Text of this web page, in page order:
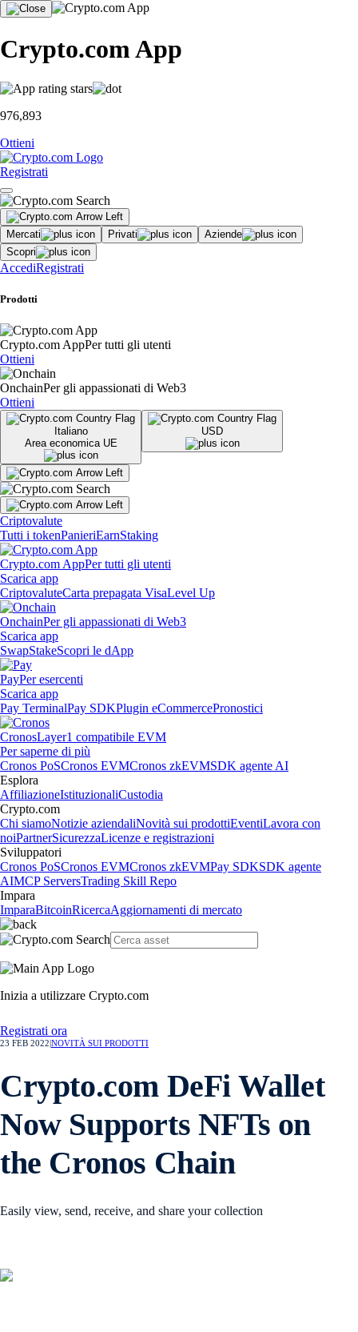
Crypto.com App
976,893
Ottieni
Registrati
Mercati Privati
Aziende
Scopri
AccediRegistrati
Prodotti
Crypto.com AppPer tutti gli utenti
Ottieni
OnchainPer gli appassionati di Web3
Ottieni
Italiano
Area economica UE
USD
Criptovalute
Tutti i tokenPanieriEarnStaking
Crypto.com AppPer tutti gli utenti
Scarica app
CriptovaluteCarta prepagata VisaLevel Up
OnchainPer gli appassionati di Web3
Scarica app
SwapStakeScopri le dApp
PayPer esercenti
Scarica app
Pay TerminalPay SDKPlugin eCommercePronostici
CronosLayer1 compatibile EVM
Per saperne di più
Cronos PoSCronos EVMCronos zkEVMSDK agente AI
Esplora
AffiliazioneIstituzionaliCustodia
Crypto.com
Chi siamoNotizie aziendaliNovità sui prodottiEventiLavora con
noiPartnerSicurezzaLicenze e registrazioni
Sviluppatori
Cronos PoSCronos EVMCronos zkEVMPay SDKSDK agente
AIMCP ServersTrading Skill Repo
Impara
ImparaBitcoinRicercaAggiornamenti di mercato
Inizia a utilizzare Crypto.com
Registrati ora
23 FEB 2022 NOVITÀ SUI PRODOTTI
Crypto.com DeFi Wallet
Now Supports NFTs on
the Cronos Chain
Easily view, send, receive, and share your collection